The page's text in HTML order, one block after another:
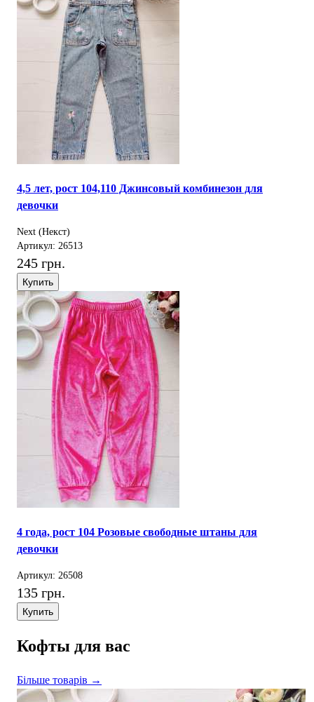
4,5 лет, рост 104,110 Джинсовый комбинезон для
девочки
Next (Некст)
Артикул: 26513
245 грн.
Купить
4 года, рост 104 Розовые свободные штаны для
девочки
Артикул: 26508
135 грн.
Купить
Кофты для вас
Більше товарів →